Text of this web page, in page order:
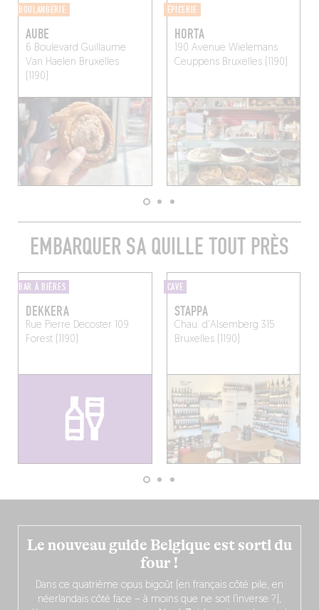
BOULANGERIE
AUBE
6 Boulevard Guillaume
Van Haelen Bruxelles
(1190)
ÉPICERIE
HORTA
190 Avenue Wielemans
CeuppensBruxelles (1190)
EMBARQUER SA QUILLE TOUT PRÈS
BAR À BIÈRES
DEKKERA
Rue Pierre Decoster 109
Forest (1190)
CAVE
STAPPA
Chau. d'Alsemberg 315
Bruxelles (1190)
Le nouveau guide Belgique est sorti du
four !
Dans ce quatrième opus bigoût (en français côté pile, en
néerlandais côté face – à moins que ne soit l’inverse ?),